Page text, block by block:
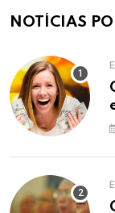
NOTÍCIAS